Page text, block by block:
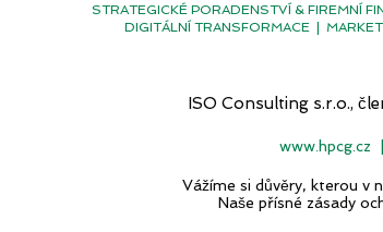
STRATEGICKÉ PORADENSTVÍ & FIREMNÍ
DIGITÁLNÍ TRANSFORMACE |
ISO Consulting s.r.o.,
www.hpcg.cz |
Vážíme si důvěry, kterou v
Naše přísné zásady